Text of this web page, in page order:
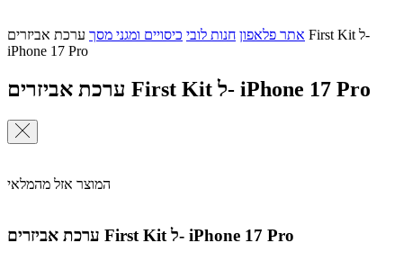
אתר פלאפון חנות לובי כיסויים ומגני מסך ערכת אביזרים First Kit ל-
iPhone 17 Pro
ערכת אביזרים First Kit ל- iPhone 17 Pro
המוצר אזל מהמלאי
ערכת אביזרים First Kit ל- iPhone 17 Pro